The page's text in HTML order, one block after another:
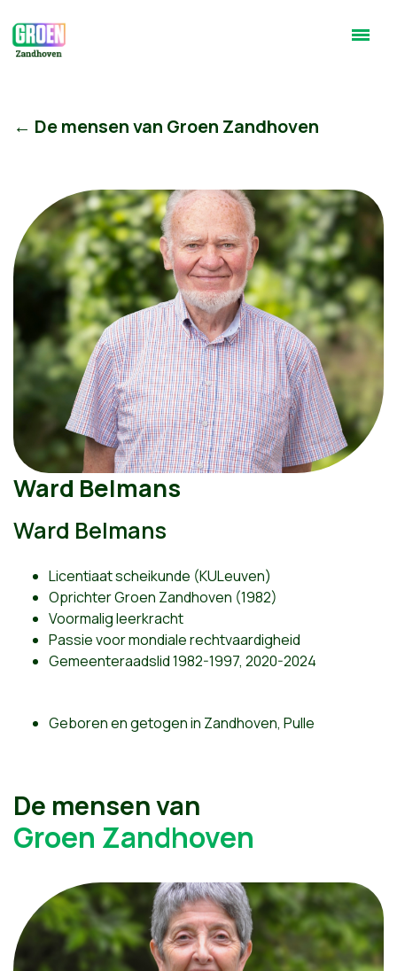
← De mensen van Groen Zandhoven
Ward Belmans
Ward Belmans
Licentiaat scheikunde (KULeuven)
Oprichter Groen Zandhoven (1982)
Voormalig leerkracht
Passie voor mondiale rechtvaardigheid
Gemeenteraadslid 1982-1997, 2020-2024
Geboren en getogen in Zandhoven, Pulle
De mensen van
Groen Zandhoven